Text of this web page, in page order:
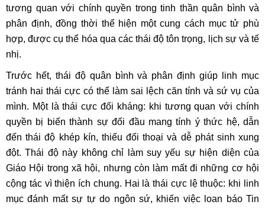
tương quan với chính quyền trong tinh thần quân bình và
phân định, đồng thời thể hiện một cung cách mục tử phù
hợp, được cụ thể hóa qua các thái độ tôn trọng, lịch sự và tế
nhị.
Trước hết, thái độ quân bình và phân định giúp linh mục
tránh hai thái cực có thể làm sai lệch căn tính và sứ vụ của
mình. Một là thái cực đối kháng: khi tương quan với chính
quyền bị biến thành sự đối đầu mang tính ý thức hệ, dẫn
đến thái độ khép kín, thiếu đối thoại và dễ phát sinh xung
đột. Thái độ này không chỉ làm suy yếu sự hiện diện của
Giáo Hội trong xã hội, nhưng còn làm mất đi những cơ hội
cộng tác vì thiện ích chung. Hai là thái cực lệ thuộc: khi linh
mục đánh mất sự tự do ngôn sứ, khiến việc loan báo Tin